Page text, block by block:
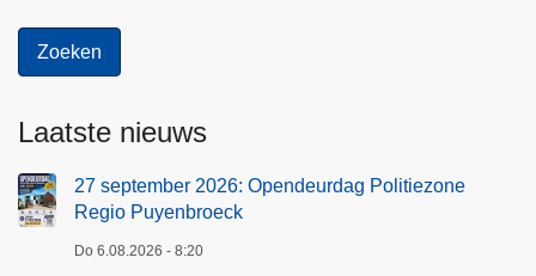
Laatste nieuws
27 september 2026: Opendeurdag Politiezone
Regio Puyenbroeck
Do 6.08.2026 - 8:20